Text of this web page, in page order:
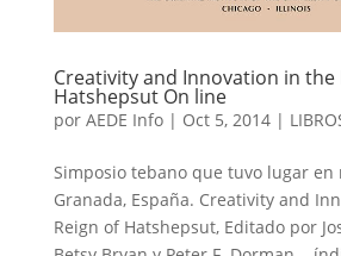
Creativity and Innovation in the
Hatshepsut On line
por AEDE Info| Oct 5, 2014|
Simposio tebano que tuvo lugar en
Granada, España. Creativity and
Reign of Hatshepsut, Editado por